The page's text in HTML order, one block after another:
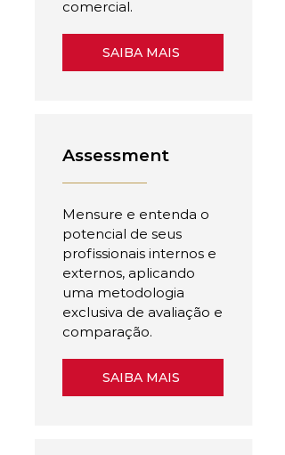
comercial.
SAIBA MAIS
Assessment
Mensure e entenda o
potencial de seus
profissionais internos e
externos, aplicando
uma metodologia
exclusiva de avaliação e
comparação.
SAIBA MAIS